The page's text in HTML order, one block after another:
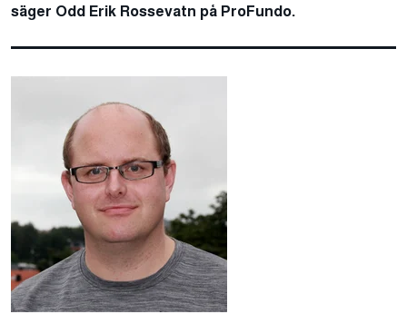
säger Odd Erik Rossevatn på ProFundo.